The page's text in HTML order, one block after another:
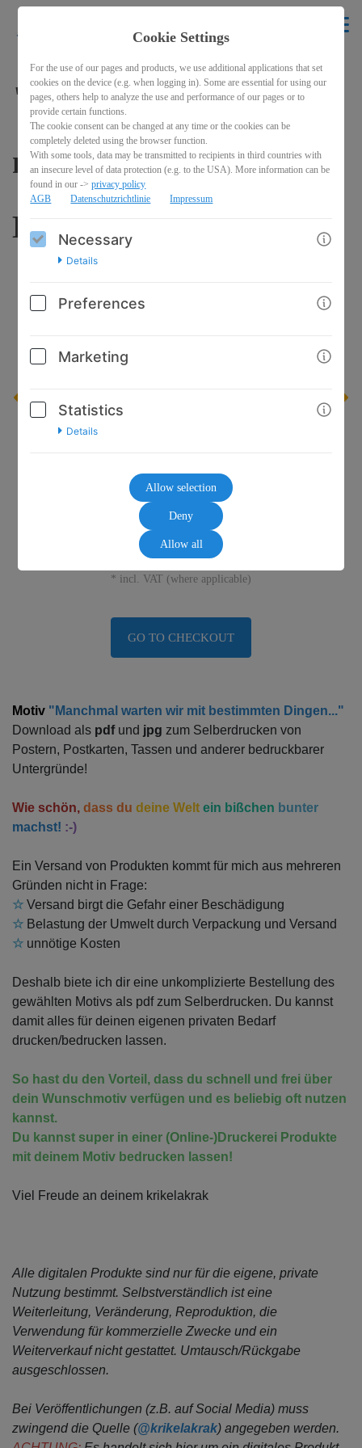
"Manchmal warten wir
mit bestimmten
Dingen..."
10,00€
* incl. VAT (where applicable)
GO TO CHECKOUT
Motiv "Manchmal warten wir mit bestimmten Dingen..."
Download als pdf und jpg zum Selberdrucken von
Postern, Postkarten, Tassen und anderer bedruckbarer
Untergründe!
Wie schön, dass du deine Welt ein bißchen bunter
machst! :-)
Ein Versand von Produkten kommt für mich aus mehreren
Gründen nicht in Frage:
☆ Versand birgt die Gefahr einer Beschädigung
☆ Belastung der Umwelt durch Verpackung und Versand
☆ unnötige Kosten
Deshalb biete ich dir eine unkomplizierte Bestellung des
gewählten Motivs als pdf zum Selberdrucken. Du kannst
damit alles für deinen eigenen privaten Bedarf
drucken/bedrucken lassen.
So hast du den Vorteil, dass du schnell und frei über
dein Wunschmotiv verfügen und es beliebig oft nutzen
kannst.
Du kannst super in einer (Online-)Druckerei Produkte
mit deinem Motiv bedrucken lassen!
Viel Freude an deinem krikelakrak
Alle digitalen Produkte sind nur für die eigene, private
Nutzung bestimmt. Selbstverständlich ist eine
Weiterleitung, Veränderung, Reproduktion, die
Verwendung für kommerzielle Zwecke und ein
Weiterverkauf nicht gestattet. Umtausch/Rückgabe
ausgeschlossen.
Bei Veröffentlichungen (z.B. auf Social Media) muss
zwingend die Quelle (@krikelakrak) angegeben werden.
Cookie Settings
For the use of our pages and products, we use additional applications that set
cookies on the device (e.g. when logging in). Some are essential for using our
pages, others help to analyze the use and performance of our pages or to
provide certain functions.
The cookie consent can be changed at any time or the cookies can be
completely deleted using the browser function.
With some tools, data may be transmitted to recipients in third countries with
an insecure level of data protection (e.g. to the USA). More information can be
found in our ->privacy policy
AGB
Datenschutzrichtlinie Impressum
Necessary
Details
Preferences
Marketing
Statistics
Details
Allow selection
Deny
Allow all